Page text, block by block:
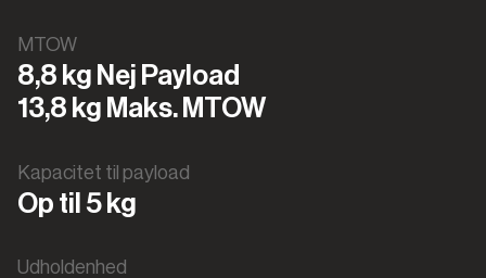
MTOW
8,8 kg Nej Payload
13,8 kg Maks. MTOW
Kapacitet til payload
Op til 5 kg
Udholdenhed